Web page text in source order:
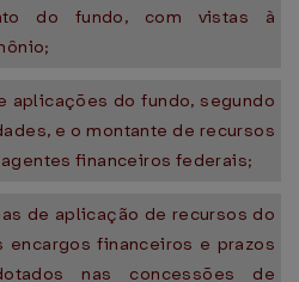
do fundo, com vistas à
do fundo, segundo
e o montante de recursos
financeiros federais;
de aplicação de recursos do
encargos financeiros e prazos
nas concessões de